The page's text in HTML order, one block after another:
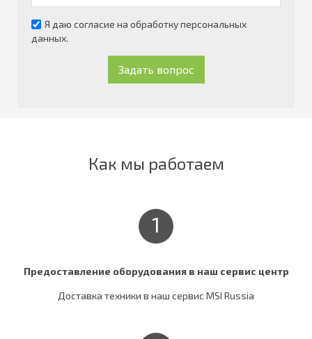
Я даю согласие на обработку персональных
данных.
Задать вопрос
Как мы работаем
1
Предоставление оборудования в наш сервис центр
Доставка техники в наш сервис MSI Russia